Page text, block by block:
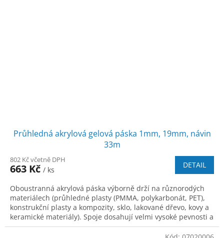
Průhledná akrylová gelová páska 1mm, 19mm, návin
33m
802 Kč včetně DPH
663 Kč / ks
DETAIL
Oboustranná akrylová páska výborně drží na různorodých
materiálech (průhledné plasty (PMMA, polykarbonát, PET),
konstrukční plasty a kompozity, sklo, lakované dřevo, kovy a
keramické materiály). Spoje dosahují velmi vysoké pevnosti a
trvanlivosti.